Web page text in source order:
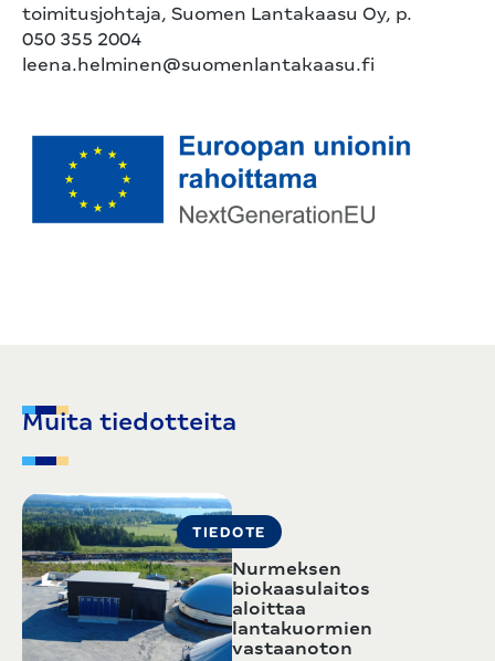
toimitusjohtaja, Suomen Lantakaasu Oy, p.
050 355 2004
leena.helminen@suomenlantakaasu.fi
Muita tiedotteita
TIEDOTE
Nurmeksen
biokaasulaitos
aloittaa
lantakuormien
vastaanoton